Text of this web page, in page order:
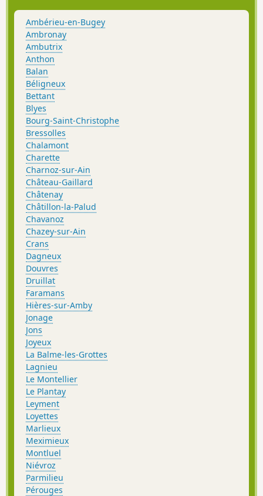
Ambérieu-en-Bugey
Ambronay
Ambutrix
Anthon
Balan
Béligneux
Bettant
Blyes
Bourg-Saint-Christophe
Bressolles
Chalamont
Charette
Charnoz-sur-Ain
Château-Gaillard
Châtenay
Châtillon-la-Palud
Chavanoz
Chazey-sur-Ain
Crans
Dagneux
Douvres
Druillat
Faramans
Hières-sur-Amby
Jonage
Jons
Joyeux
La Balme-les-Grottes
Lagnieu
Le Montellier
Le Plantay
Leyment
Loyettes
Marlieux
Meximieux
Montluel
Niévroz
Parmilieu
Pérouges